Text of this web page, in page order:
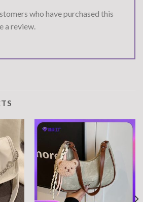
who have purchased this
a review.